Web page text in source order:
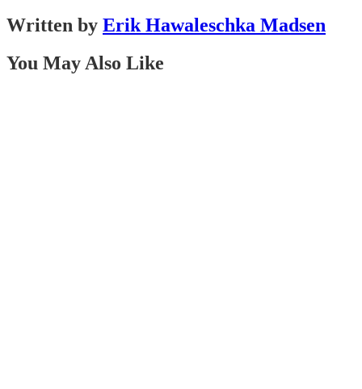
Written by Erik Hawaleschka Madsen
You May Also Like